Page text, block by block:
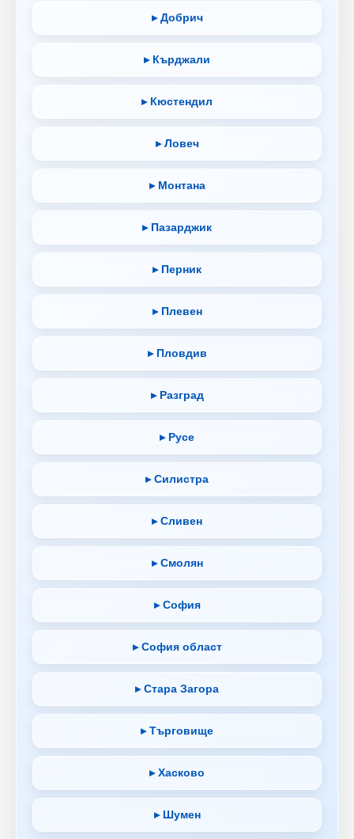
▸ Добрич
▸ Кърджали
▸ Кюстендил
▸ Ловеч
▸ Монтана
▸ Пазарджик
▸ Перник
▸ Плевен
▸ Пловдив
▸ Разград
▸ Русе
▸ Силистра
▸ Сливен
▸ Смолян
▸ София
▸ София област
▸ Стара Загора
▸ Търговище
▸ Хасково
▸ Шумен